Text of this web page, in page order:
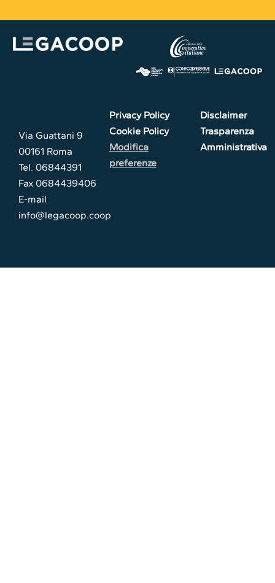
Via Guattani 9
00161 Roma
Tel. 06844391
Fax 0684439406
E-mail
info@legacoop.coop
Privacy Policy
Cookie Policy
Modifica
preferenze
Disclaimer
Trasparenza
Amministrativa